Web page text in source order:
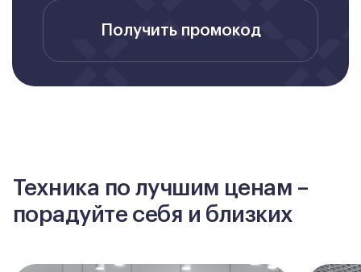
Получить промокод
Техника по лучшим ценам –
порадуйте себя и близких